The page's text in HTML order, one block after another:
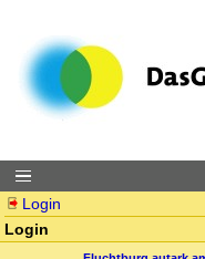
Login
Login